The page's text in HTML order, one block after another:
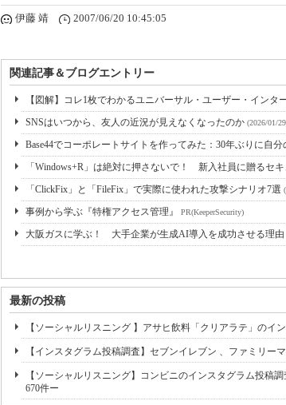
伊藤 靖 2007/06/20 10:45:05
関連記事＆ブログエントリー
【図解】コレ1枚でわかるユニバーサル・ユーザー・インタ
SNSはいつから、友人の近況が見えなくなったのか (2026/01/
Base44でコーポレートサイトを作ってみた：30年ぶりに自
「Windows+R」は絶対に押さないで！ 新入社員に贈るセ
「ClickFix」と「FileFix」で実際に使われた攻撃シナリオ7選
事例から学ぶ『特権アクセス管理』 PR(KeeperSecurity)
大阪ガスに学ぶ！ 大手企業が生成AI導入を成功させる理由
最新の投稿
【ソーシャルリスニング 】アサヒ飲料「クリアラテ」のイ
【インスタグラム投稿調査】セブンイレブン 、ファミリー
【ソーシャルリスニング】コンビニのインスタグラム投稿
670件ー